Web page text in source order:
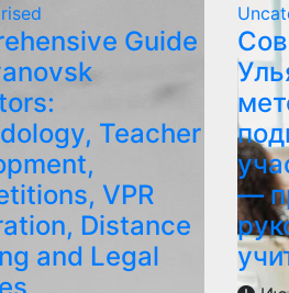
Guide
Teacher
VPR
Distance
and Legal
—